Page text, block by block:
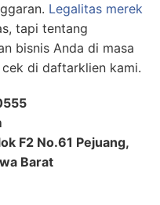
Legalitas merek
tapi tentang
bisnis Anda di masa
di daftarklien kami.
F2 No.61 Pejuang,
Barat